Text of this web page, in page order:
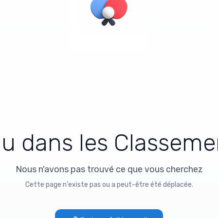
u dans les Classeme
Nous n'avons pas trouvé ce que vous cherchez
Cette page n'existe pas ou a peut-être été déplacée.